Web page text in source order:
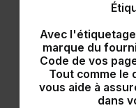
Avec
marque du
Code de vos
Tout comme le
vous aide à
dans